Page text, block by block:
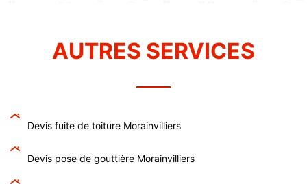
AUTRES SERVICES
Devis fuite de toiture Morainvilliers
Devis pose de gouttière Morainvilliers